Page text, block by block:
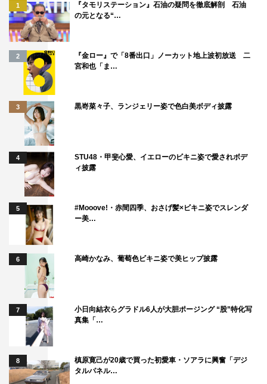
1
『タモリステーション』石油の疑問を徹底解剖 石油
の元となる“…
2
『金ロー』で「8番出口」ノーカット地上波初放送 二
宮和也「ま…
3 黒嵜菜々子、ランジェリー姿で色白美ボディ披露
4
STU48・甲斐心愛、イエローのビキニ姿で愛されボデ
ィ披露
5
#Mooove!・赤間四季、おさげ髪×ビキニ姿でスレンダ
ー美…
6 高崎かなみ、葡萄色ビキニ姿で美ヒップ披露
7
小日向結衣らグラドル6人が大胆ポージング “股”特化写
真集「…
8
槙原寛己が20歳で買った初愛車・ソアラに興奮「デジ
タルパネル…